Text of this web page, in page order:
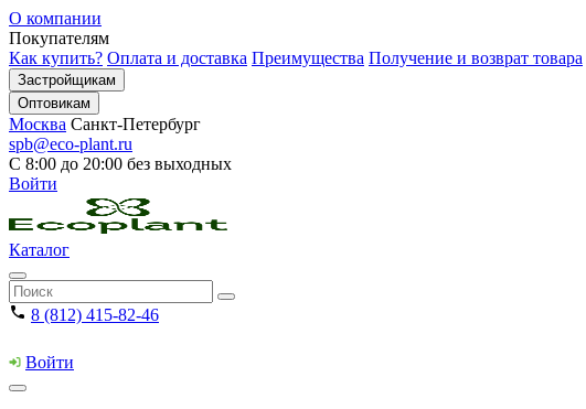
О компании
Покупателям
Как купить? Оплата и доставка Преимущества Получение и возврат товара
Застройщикам
Оптовикам
Москва Санкт-Петербург
spb@eco-plant.ru
С 8:00 до 20:00 без выходных
Войти
Каталог
8 (812) 415-82-46
Войти